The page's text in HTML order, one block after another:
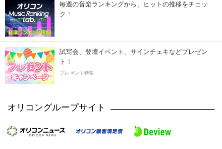
毎週の音楽ランキングから、ヒットの推移をチェッ
ク！
試写会、登壇イベント、サインチェキなどプレゼン
ト！
プレゼント特集
オリコングループサイト